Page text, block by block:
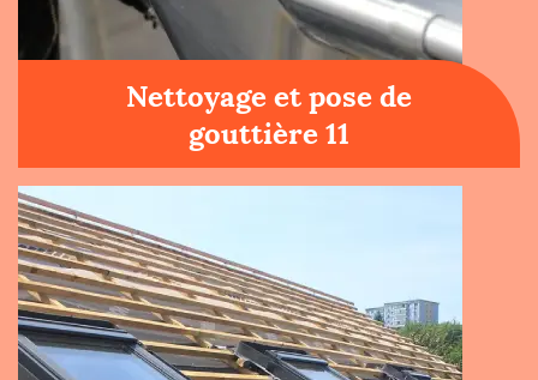
Nettoyage et pose de
gouttière 11